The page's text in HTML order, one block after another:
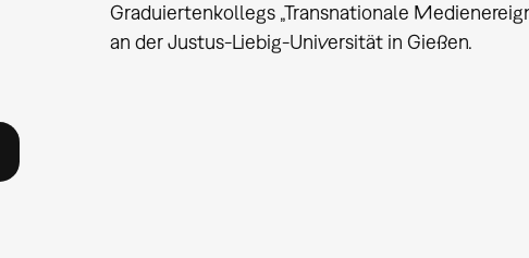
Graduiertenkollegs „Transnationale
an der Justus-Liebig-Universität in Gießen.